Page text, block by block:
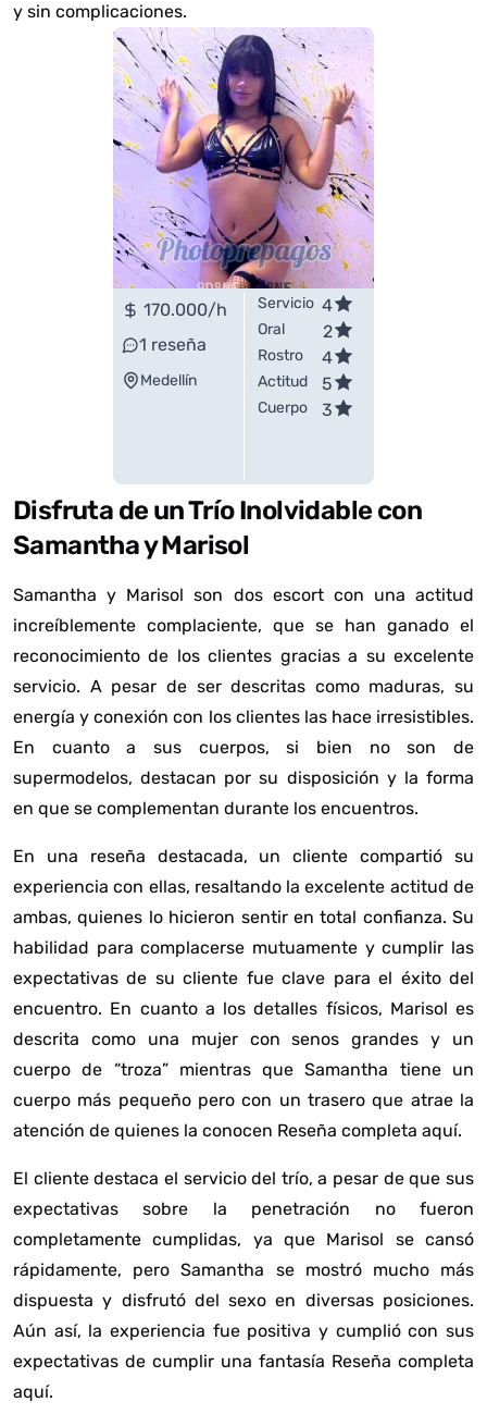
y sin complicaciones.
170.000/h
1 reseña
Medellín
Servicio 4
Oral 2
Rostro 4
Actitud 5
Cuerpo 3
Disfruta de un Trío Inolvidable con
Samantha y Marisol
Samantha y Marisol son dos escort con una actitud
increíblemente complaciente, que se han ganado el
reconocimiento de los clientes gracias a su excelente
servicio. A pesar de ser descritas como maduras, su
energía y conexión con los clientes las hace irresistibles.
En cuanto a sus cuerpos, si bien no son de
supermodelos, destacan por su disposición y la forma
en que se complementan durante los encuentros.
En una reseña destacada, un cliente compartió su
experiencia con ellas, resaltando la excelente actitud de
ambas, quienes lo hicieron sentir en total confianza. Su
habilidad para complacerse mutuamente y cumplir las
expectativas de su cliente fue clave para el éxito del
encuentro. En cuanto a los detalles físicos, Marisol es
descrita como una mujer con senos grandes y un
cuerpo de “troza” mientras que Samantha tiene un
cuerpo más pequeño pero con un trasero que atrae la
atención de quienes la conocen Reseña completa aquí.
El cliente destaca el servicio del trío, a pesar de que sus
expectativas sobre la penetración no fueron
completamente cumplidas, ya que Marisol se cansó
rápidamente, pero Samantha se mostró mucho más
dispuesta y disfrutó del sexo en diversas posiciones.
Aún así, la experiencia fue positiva y cumplió con sus
expectativas de cumplir una fantasía Reseña completa
aquí.